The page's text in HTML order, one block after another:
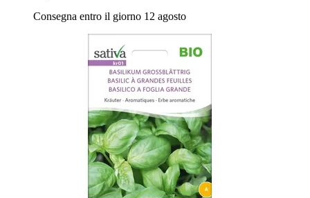
Consegna entro il giorno 12 agosto